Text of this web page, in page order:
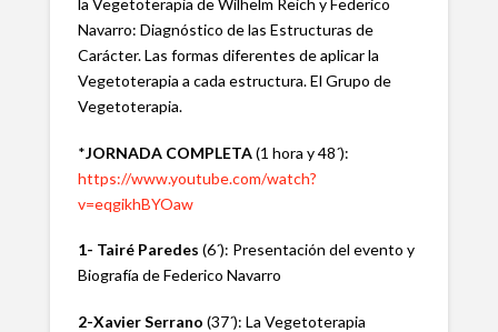
la Vegetoterapia de Wilhelm Reich y Federico
Navarro: Diagnóstico de las Estructuras de
Carácter. Las formas diferentes de aplicar la
Vegetoterapia a cada estructura. El Grupo de
Vegetoterapia.
*JORNADA COMPLETA(1 hora y 48´):
https://www.youtube.com/watch?
v=eqgikhBYOaw
1- Tairé Paredes (6´): Presentación del evento y
Biografía de Federico Navarro
2-Xavier Serrano (37´): La Vegetoterapia